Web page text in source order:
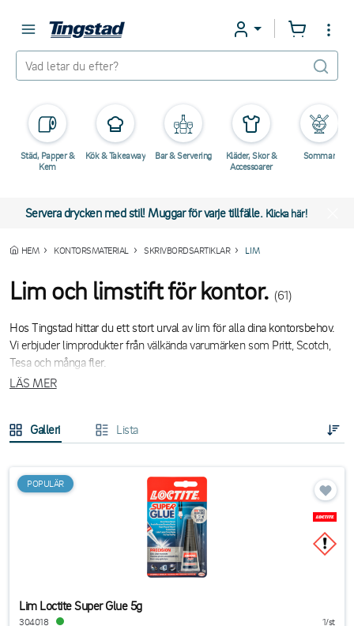
Städ, Papper &
Kem
Kök & Takeaway Bar & Servering
Kläder, Skor &
Accessoarer
Sommar
Servera drycken med stil! Muggar för varje tillfälle. Klicka här!
HEM KONTORSMATERIAL SKRIVBORDSARTIKLAR LIM
Lim och limstift för kontor. (61)
Hos Tingstad hittar du ett stort urval av lim för alla dina kontorsbehov.
Vi erbjuder limprodukter från välkända varumärken som Pritt, Scotch,
Tesa och många fler.
hobbylim, universallim, limstift, limtejp, superlim, spraylim, textillim och
mycket mer.
Vi erbjuder snabba leveranser och förmånliga priser på alla våra
limprodukter. Köp lim online hos Tingstad och få effektiva produkter till
kartong och andra material. Torkar snabbt och ger en stark och
LÄS MER
Galleri Lista
POPULÄR
Lim Loctite Super Glue 5g
304018 1/st